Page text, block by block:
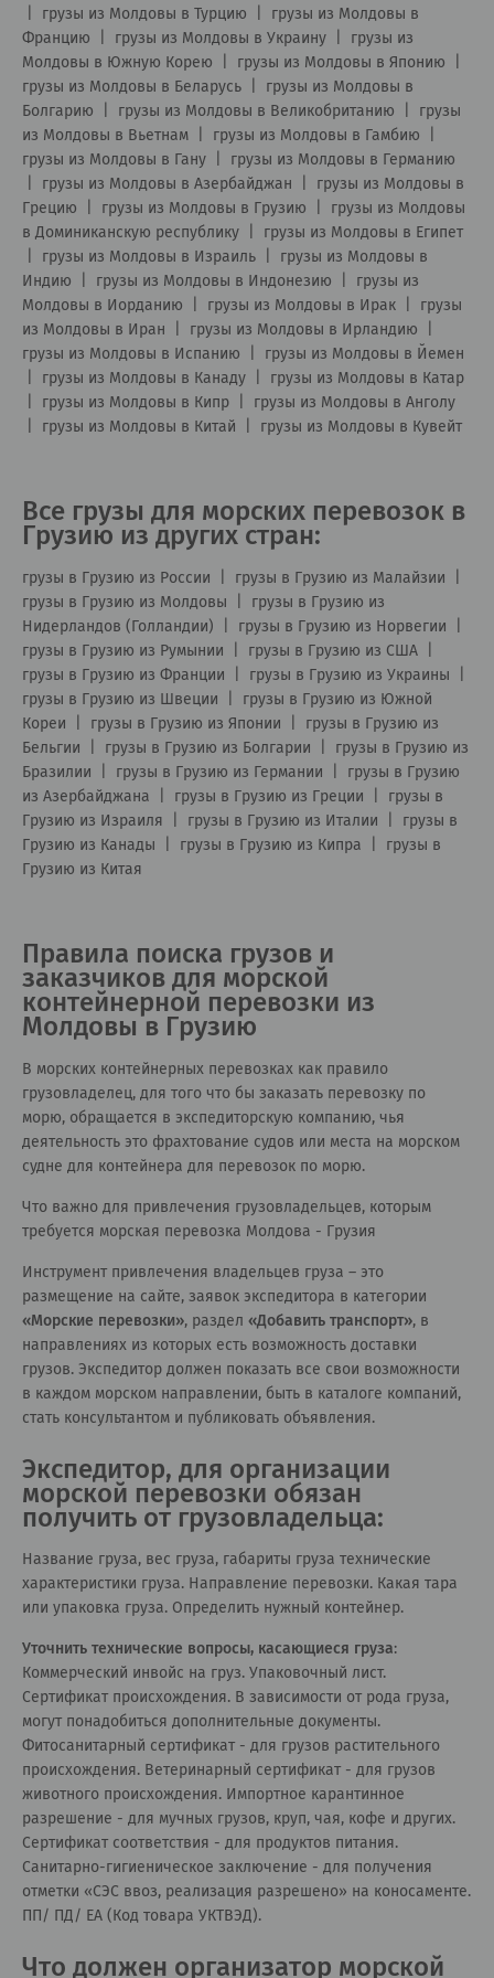
грузы из Молдовы в Турцию
грузы из Молдовы в
Францию
грузы из Молдовы в Украину
грузы из
Молдовы в Южную Корею
грузы из Молдовы в Японию
грузы из Молдовы в Беларусь
грузы из Молдовы в
Болгарию
грузы из Молдовы в Великобританию
грузы
из Молдовы в Вьетнам
грузы из Молдовы в Гамбию
грузы из Молдовы в Гану
грузы из Молдовы в Германию
грузы из Молдовы в Азербайджан
грузы из Молдовы в
Грецию
грузы из Молдовы в Грузию
грузы из Молдовы
в Доминиканскую республику
грузы из Молдовы в Египет
грузы из Молдовы в Израиль
грузы из Молдовы в
Индию
грузы из Молдовы в Индонезию
грузы из
Молдовы в Иорданию
грузы из Молдовы в Ирак
грузы
из Молдовы в Иран
грузы из Молдовы в Ирландию
грузы из Молдовы в Испанию
грузы из Молдовы в Йемен
грузы из Молдовы в Канаду
грузы из Молдовы в Катар
грузы из Молдовы в Кипр
грузы из Молдовы в Анголу
грузы из Молдовы в Китай грузы из Молдовы в Кувейт
Все грузы для морских перевозок в
Грузию из других стран:
грузы в Грузию из России грузы в Грузию из Малайзии
грузы в Грузию из Молдовы
грузы в Грузию из
Нидерландов (Голландии)
грузы в Грузию из Норвегии
грузы в Грузию из Румынии
грузы в Грузию из США
грузы в Грузию из Франции
грузы в Грузию из Украины
грузы в Грузию из Швеции
грузы в Грузию из Южной
Кореи
грузы в Грузию из Японии
грузы в Грузию из
Бельгии
грузы в Грузию из Болгарии
грузы в Грузию из
Бразилии
грузы в Грузию из Германии
грузы в Грузию
из Азербайджана
грузы в Грузию из Греции
грузы в
Грузию из Израиля
грузы в Грузию из Италии
грузы в
Грузию из Канады
грузы в Грузию из Кипра
грузы в
Грузию из Китая
Правила поиска грузов и
заказчиков для морской
контейнерной перевозки из
Молдовы в Грузию
В морских контейнерных перевозках как правило
грузовладелец, для того что бы заказать перевозку по
морю, обращается в экспедиторскую компанию, чья
деятельность это фрахтование судов или места на морском
судне для контейнера для перевозок по морю.
Что важно для привлечения грузовладельцев, которым
требуется морская перевозка Молдова - Грузия
Инструмент привлечения владельцев груза – это
размещение на сайте, заявок экспедитора в категории
«Морские перевозки», раздел «Добавить транспорт», в
направлениях из которых есть возможность доставки
грузов. Экспедитор должен показать все свои возможности
в каждом морском направлении, быть в каталоге компаний,
стать консультантом и публиковать объявления.
Экспедитор, для организации
морской перевозки обязан
получить от грузовладельца:
Название груза, вес груза, габариты груза технические
характеристики груза. Направление перевозки. Какая тара
или упаковка груза. Определить нужный контейнер.
Уточнить технические вопросы, касающиеся груза:
Коммерческий инвойс на груз. Упаковочный лист.
Сертификат происхождения. В зависимости от рода груза,
могут понадобиться дополнительные документы.
Фитосанитарный сертификат - для грузов растительного
происхождения. Ветеринарный сертификат - для грузов
животного происхождения. Импортное карантинное
разрешение - для мучных грузов, круп, чая, кофе и других.
Сертификат соответствия - для продуктов питания.
Санитарно-гигиеническое заключение - для получения
отметки «СЭС ввоз, реализация разрешено» на коносаменте.
ПП/ ПД/ ЕА (Код товара УКТВЭД).
Что должен организатор морской